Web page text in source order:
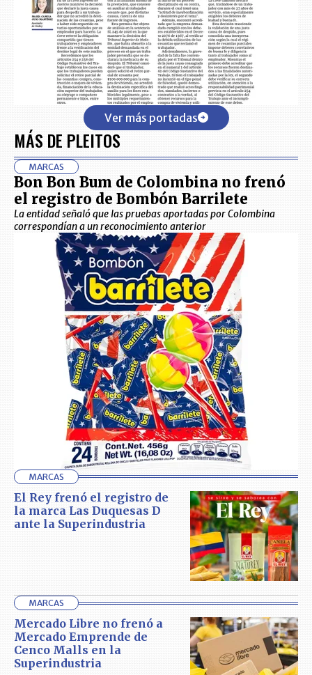
Ver más portadas
MÁS DE PLEITOS
MARCAS
Bon Bon Bum de Colombina no frenó
el registro de Bombón Barrilete
La entidad señaló que las pruebas aportadas por Colombina
correspondían a un reconocimiento anterior
MARCAS
El Rey frenó el registro de
la marca Las Duquesas D
ante la Superindustria
MARCAS
Mercado Libre no frenó a
Mercado Emprende de
Cenco Malls en la
Superindustria